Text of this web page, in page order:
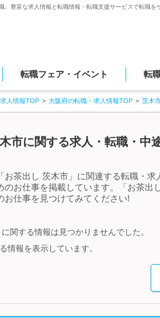
」豊富な求人情報と転職情報・転職支援サービスで転職を
転職フェア・イベント 転
人情報TOP 大阪府の転職・求人情報TOP 茨木
市に関する求人・転職・中
お茶出し 茨木市」に関連する転職・
のお仕事を掲載しています。「お茶
お仕事を見つけてみてください!
に関する情報は見つかりませんでした。
情報を表示しています。